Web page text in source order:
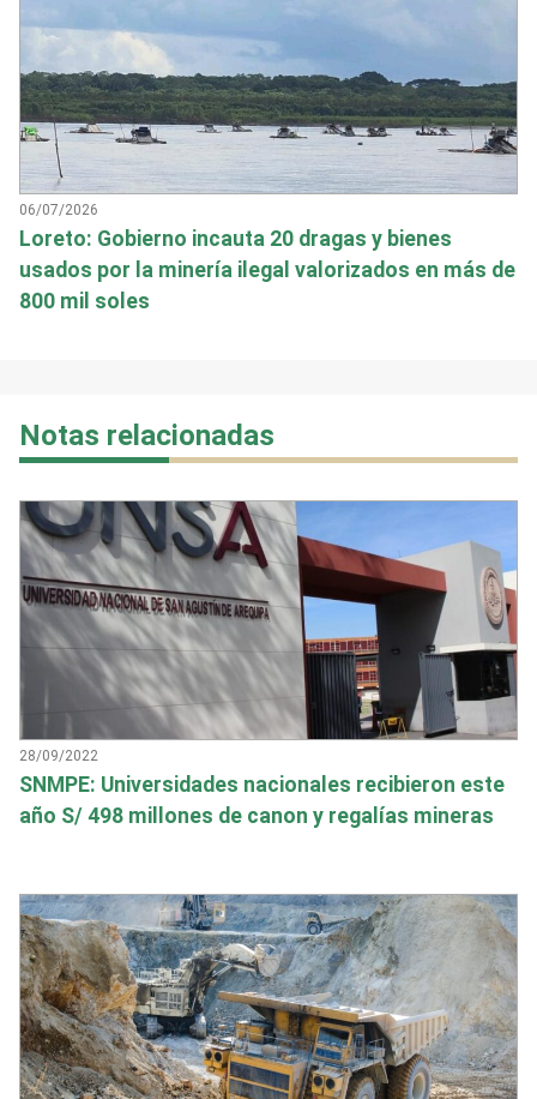
06/07/2026
Loreto: Gobierno incauta 20 dragas y bienes
usados por la minería ilegal valorizados en más de
800 mil soles
Notas relacionadas
28/09/2022
SNMPE: Universidades nacionales recibieron este
año S/ 498 millones de canon y regalías mineras